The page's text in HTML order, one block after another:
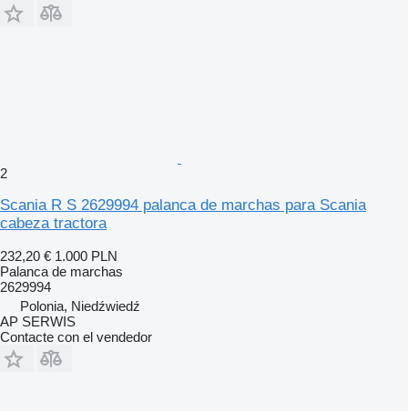
2
Scania R S 2629994 palanca de marchas para Scania
cabeza tractora
232,20 € 1.000 PLN
Palanca de marchas
2629994
Polonia, Niedźwiedź
AP SERWIS
Contacte con el vendedor